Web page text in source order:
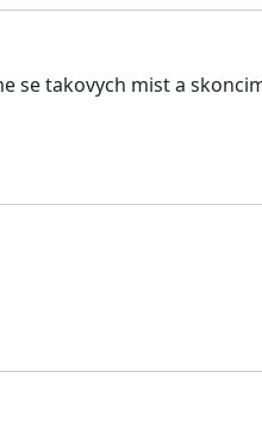
se takovych mist a